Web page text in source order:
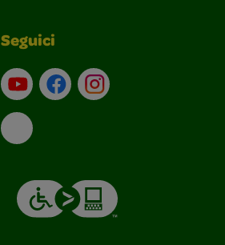
Seguici
Su YouTube
ContattiProfilo Instagram
Email